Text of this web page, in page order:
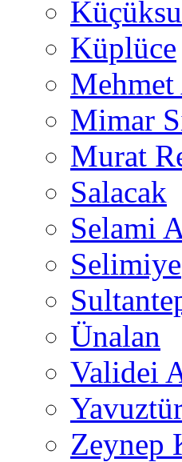
Küçüksu
Küplüce
Mimar
Murat
Salacak
Selami
Selimiye
Ünalan
Validei
Zeynep